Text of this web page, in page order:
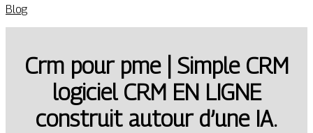
Blog
Crm pour pme | Simple CRM
logiciel CRM EN LIGNE
construit autour d’une IA.